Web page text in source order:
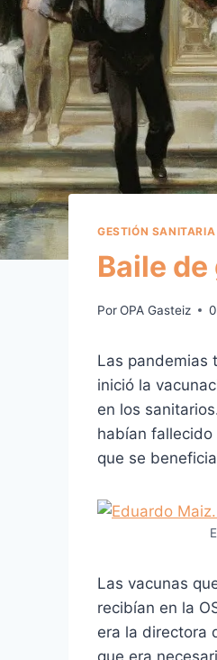
GESTIÓN SANITARIA
Baile
PorOPA Gasteiz
Las pandemias
inició la
en los
habían
que se
Las vacunas
recibían en la
era la directora
que era